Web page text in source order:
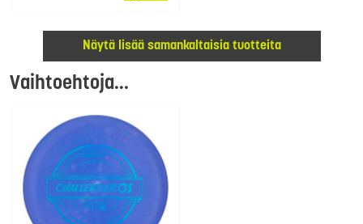
Näytä lisää samankaltaisia tuotteita
Vaihtoehtoja...